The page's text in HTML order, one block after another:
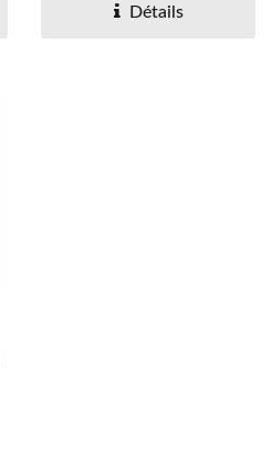
Détails